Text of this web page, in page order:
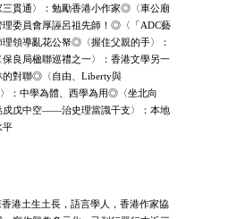
貫通〉：勉勵香港小作家◎〈車公廟
理委員會厚誣呂祖先師！◎〈「ADC藝
領導亂花公帑◎〈握住父親的手〉：
良局楹聯巡禮之一〉：香港文學另一
對聯◎〈自由、Liberty與
：中學為體、西學為用◎〈坐北向
戍戊中空――治史理當識干支〉：本地
平
港土生土長，語言學人，香港作家協